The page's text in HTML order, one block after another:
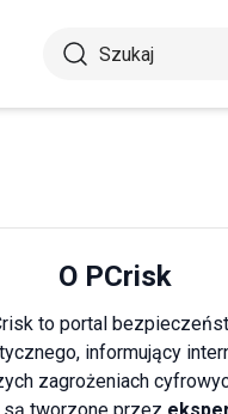
O PCrisk
to portal
informujący
zagrożeniach